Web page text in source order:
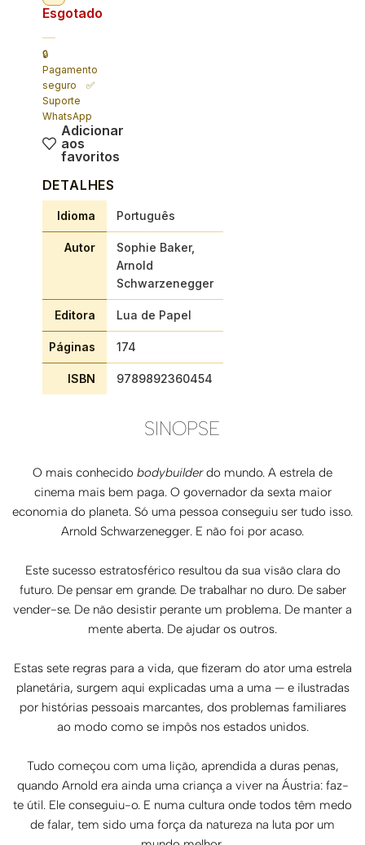
Esgotado
🔒
Pagamento
seguro ✅
Suporte
WhatsApp
Adicionar
aos
favoritos
DETALHES
Idioma Português
Autor
Sophie Baker,
Arnold
Schwarzenegger
Editora Lua de Papel
Páginas 174
ISBN 9789892360454
SINOPSE
O mais conhecido bodybuilderdo mundo. A estrela de
cinema mais bem paga. O governador da sexta maior
economia do planeta. Só uma pessoa conseguiu ser tudo isso.
Arnold Schwarzenegger. E não foi por acaso.
Este sucesso estratosférico resultou da sua visão clara do
futuro. De pensar em grande. De trabalhar no duro. De saber
vender-se. De não desistir perante um problema. De manter a
mente aberta. De ajudar os outros.
Estas sete regras para a vida, que fizeram do ator uma estrela
planetária, surgem aqui explicadas uma a uma — e ilustradas
por histórias pessoais marcantes, dos problemas familiares
ao modo como se impôs nos estados unidos.
Tudo começou com uma lição, aprendida a duras penas,
quando Arnold era ainda uma criança a viver na Áustria: faz-
te útil. Ele conseguiu-o. E numa cultura onde todos têm medo
de falar, tem sido uma força da natureza na luta por um